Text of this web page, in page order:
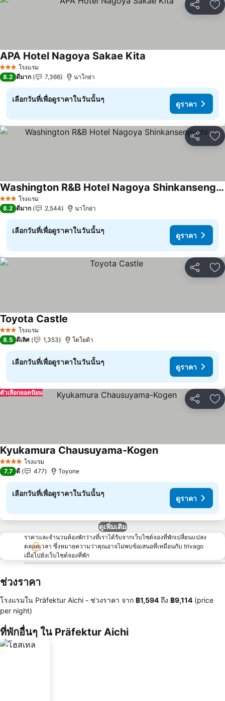
แชร์ เ
3 ดาว โรงแรม
APA Hotel Nagoya Sakae Kita
8.2 ดีมาก 7,366 นาโกย่า
เลือกวันที่เพื่อดูราคาในวันนั้นๆ
ดูราคา
แชร์ เ
3 ดาว โรงแรม
Washington R&B Hotel Nagoya Shinkansenguchi
ดูราคา
8.2 ดีมาก 2,544 นาโกย่า
เลือกวันที่เพื่อดูราคาในวันนั้นๆ
ดูราคา
แชร์ เ
3 ดาว โรงแรม
Toyota Castle
8.5 ดีเลิศ 1,353 โตโยต้า
เลือกวันที่เพื่อดูราคาในวันนั้นๆ
ดูราคา
แชร์ เ
ตัวเลือกยอดนิยม
4 ดาว โรงแรม
Kyukamura Chausuyama-Kogenดูราคา
7.7 ดี 477 Toyone
เลือกวันที่เพื่อดูราคาในวันนั้นๆ
ดูราคา
ดูเพิ่มเติม
ราคาและจำนวนห้องพักว่างที่เราได้รับจากเว็บไซต์จองที่พักเปลี่ยนแปลง
ตลอดเวลา ซึ่งหมายความว่าคุณอาจไม่พบข้อเสนอที่เหมือนกับ trivago
เมื่อไปยังเว็บไซต์จองที่พัก
ช่วงราคา
โรงแรมใน Präfektur Aichi - ช่วงราคา จาก ‎฿1,594 ถึง ‎฿9,114 (price
per night)
ที่พักอื่นๆ ใน Präfektur Aichi